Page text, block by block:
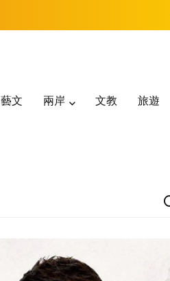
藝文 兩岸 文教 旅遊